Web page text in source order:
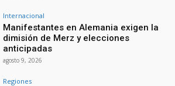
Internacional
Manifestantes en Alemania exigen la
dimisión de Merz y elecciones
anticipadas
agosto 9, 2026
Regiones